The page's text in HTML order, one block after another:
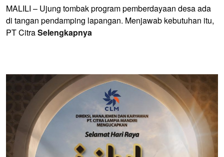
MALILI – Ujung tombak program pemberdayaan desa ada
di tangan pendamping lapangan. Menjawab kebutuhan itu,
PT CitraSelengkapnya